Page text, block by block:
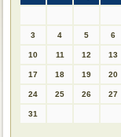
3 4 5 6
10 11 12 13
17 18 19 20
24 25 26 27
31